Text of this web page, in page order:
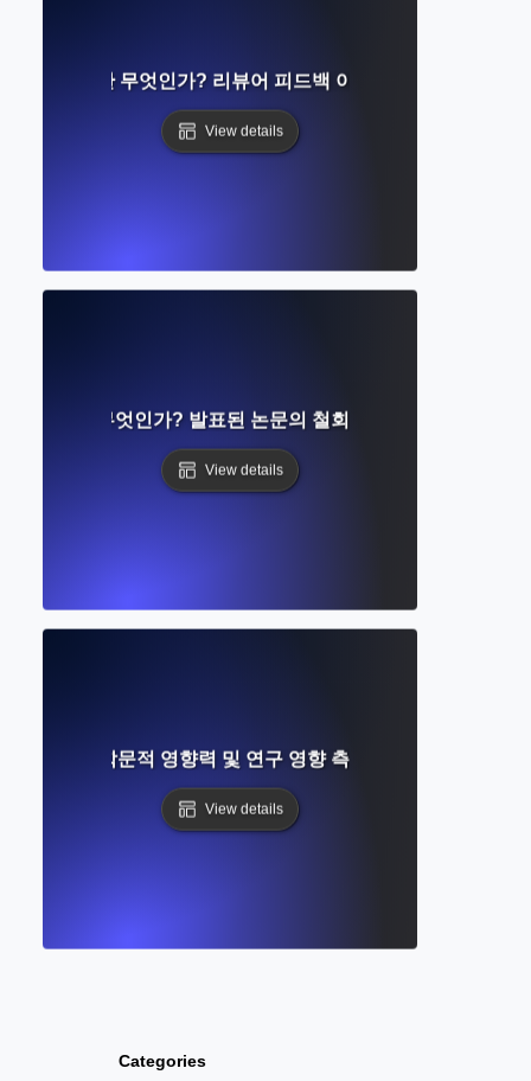
Categories
의 거절이란 무엇인가? 리뷰어 피드백 이해하기 및 수정 방법
View details
랙션이란 무엇인가? 발표된 논문의 철회 및 그 의미 이해
View details
엇인가? 학문적 영향력 및 연구 영향 측정에 대한 완전 가이
View details